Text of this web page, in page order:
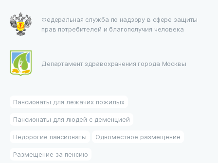
Федеральная служба по надзору в сфере защиты
прав потребителей и благополучия человека
Департамент здравохранения города Москвы
Пансионаты для лежачих пожилых
Пансионаты для людей с деменцией
Недорогие пансионаты Одноместное размещение
Размещение за пенсию